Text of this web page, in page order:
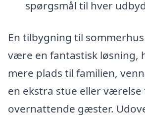
spørgsmål til hver
En tilbygning til
være en fantastisk løsning,
mere plads til familien,
en ekstra stue eller værelse
overnattende gæster.